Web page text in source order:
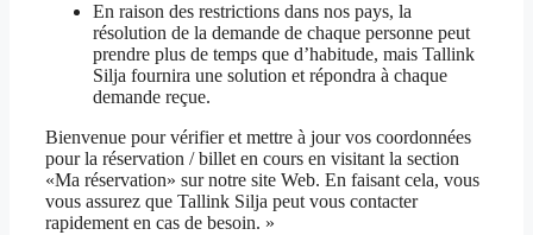
En raison des restrictions dans nos pays, la
résolution de la demande de chaque personne peut
prendre plus de temps que d’habitude, mais Tallink
Silja fournira une solution et répondra à chaque
demande reçue.
Bienvenue pour vérifier et mettre à jour vos coordonnées
pour la réservation / billet en cours en visitant la section
«Ma réservation» sur notre site Web. En faisant cela, vous
vous assurez que Tallink Silja peut vous contacter
rapidement en cas de besoin. »